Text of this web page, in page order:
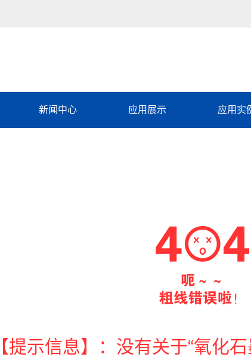
新闻中心 应用展示
石墨烯防腐涂料
石墨烯加热膜
石墨烯复合振膜
应用实
【提示信息】：没有关于“氧化